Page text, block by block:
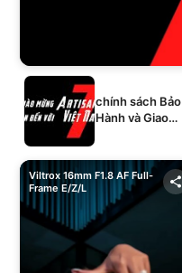
chính sách Bảo
Hành và Giao
Viltrox 16mm F1.8 AF Full-
Frame E/Z/L